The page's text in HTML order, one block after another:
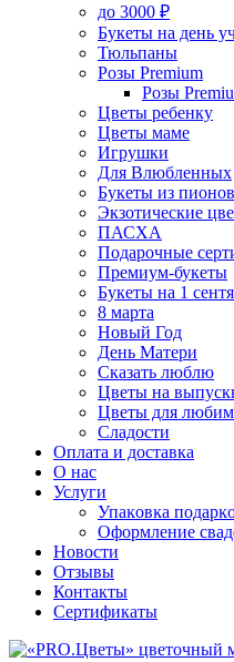
до 3000 ₽
Букеты на день
Тюльпаны
Розы Premium
Розы
Цветы ребенку
Цветы маме
Игрушки
Для Влюбленных
Букеты из пионов
Экзотические
ПАСХА
Подарочные
Премиум-букеты
Букеты на 1
8 марта
Новый Год
День Матери
Сказать люблю
Цветы на
Цветы для
Сладости
Оплата и доставка
О нас
Услуги
Упаĸовĸа
Оформление
Новости
Отзывы
Контакты
Сертификаты